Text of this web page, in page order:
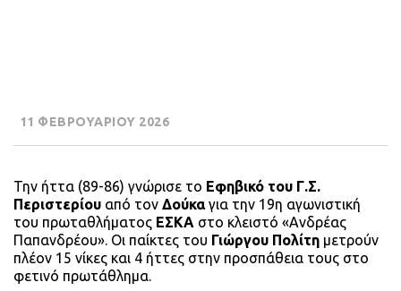
11 ΦΕΒΡΟΥΑΡΙΟΥ 2026
Την ήττα (89-86) γνώρισε το Εφηβικό του Γ.Σ.
Περιστερίου από τον Δούκαγια την 19η αγωνιστική
του πρωταθλήματος ΕΣΚΑ στο κλειστό «Ανδρέας
Παπανδρέου». Οι παίκτες του Γιώργου Πολίτη μετρούν
πλέον 15 νίκες και 4 ήττες στην προσπάθεια τους στο
φετινό πρωτάθλημα.